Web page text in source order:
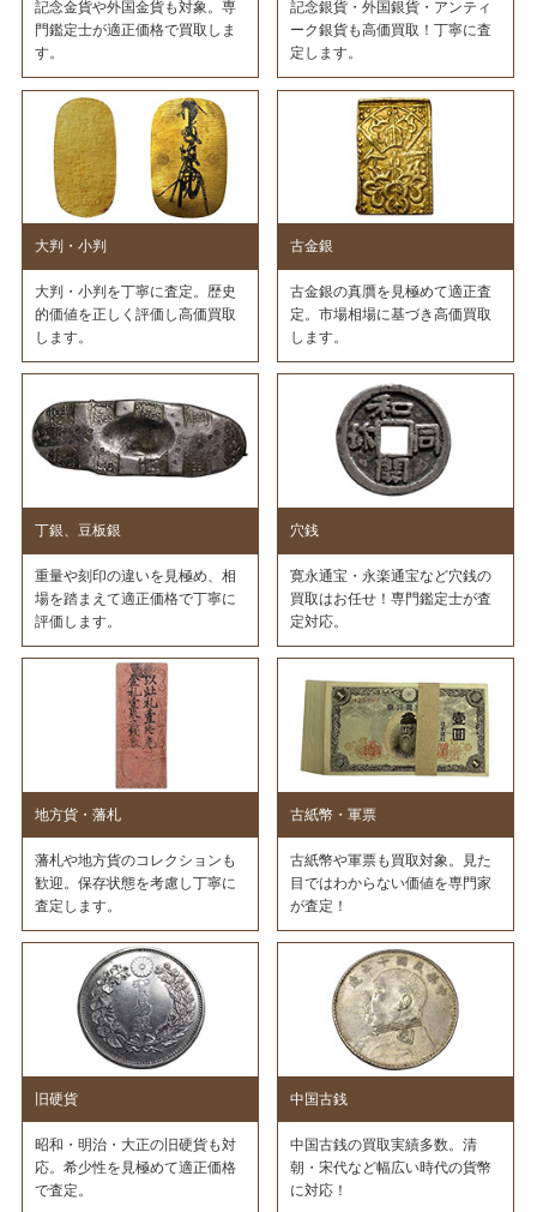
記念金貨や外国金貨も対象。専
門鑑定士が適正価格で買取しま
す。
記念銀貨・外国銀貨・アンティ
ーク銀貨も高価買取！丁寧に査
定します。
大判・小判
大判・小判を丁寧に査定。歴史
的価値を正しく評価し高価買取
します。
古金銀
古金銀の真贋を見極めて適正査
定。市場相場に基づき高価買取
します。
丁銀、豆板銀
重量や刻印の違いを見極め、相
場を踏まえて適正価格で丁寧に
評価します。
穴銭
寛永通宝・永楽通宝など穴銭の
買取はお任せ！専門鑑定士が査
定対応。
地方貨・藩札
藩札や地方貨のコレクションも
歓迎。保存状態を考慮し丁寧に
査定します。
古紙幣・軍票
古紙幣や軍票も買取対象。見た
目ではわからない価値を専門家
が査定！
旧硬貨
昭和・明治・大正の旧硬貨も対
応。希少性を見極めて適正価格
で査定。
中国古銭
中国古銭の買取実績多数。清
朝・宋代など幅広い時代の貨幣
に対応！